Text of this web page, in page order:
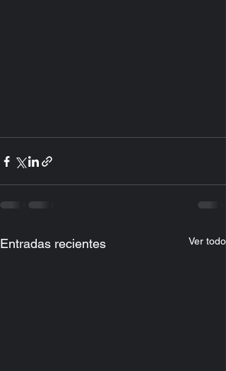
Entradas recientes Ver todo